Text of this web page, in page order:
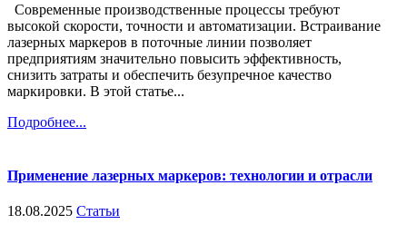
Современные производственные процессы требуют
высокой скорости, точности и автоматизации. Встраивание
лазерных маркеров в поточные линии позволяет
предприятиям значительно повысить эффективность,
снизить затраты и обеспечить безупречное качество
маркировки. В этой статье...
Подробнее...
Применение лазерных маркеров: технологии и отрасли
18.08.2025 Статьи